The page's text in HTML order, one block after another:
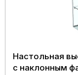
Настольная
с наклонным